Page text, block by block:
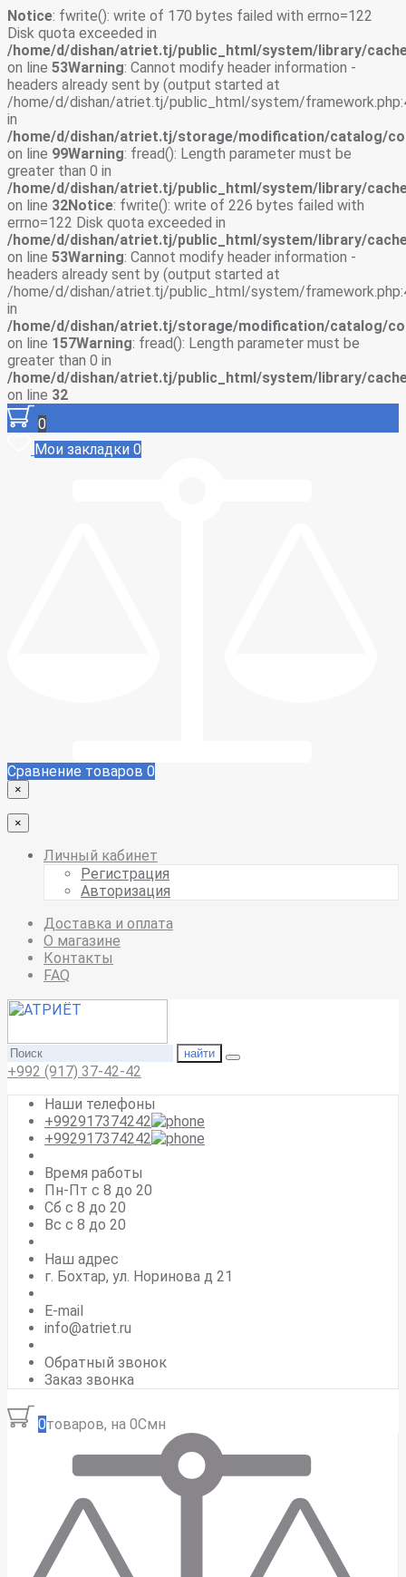
Notice: fwrite(): write of 170 bytes failed with errno=122
Disk quota exceeded in
/home/d/dishan/atriet.tj/public_html/system/library/
on line 53Warning: Cannot modify header information -
headers already sent by (output started at
/home/d/dishan/atriet.tj/public_html/system/
in
/home/d/dishan/atriet.tj/storage/modification/catalog/
on line 99Warning: fread(): Length parameter must be
greater than 0 in
/home/d/dishan/atriet.tj/public_html/system/library/
on line 32Notice: fwrite(): write of 226 bytes failed with
errno=122 Disk quota exceeded in
/home/d/dishan/atriet.tj/public_html/system/library/
on line 53Warning: Cannot modify header information -
headers already sent by (output started at
/home/d/dishan/atriet.tj/public_html/system/
in
/home/d/dishan/atriet.tj/storage/modification/catalog/
on line 157Warning: fread(): Length parameter must be
greater than 0 in
/home/d/dishan/atriet.tj/public_html/system/library/
on line 32
0
Мои закладки 0
Сравнение товаров 0
×
×
Личный кабинет
Регистрация
Авторизация
Доставка и оплата
О магазине
Контакты
FAQ
найти
+992 (917) 37-42-42
Наши телефоны
+992917374242
+992917374242
Время работы
Пн-Пт с 8 до 20
Сб с 8 до 20
Вс c 8 до 20
Наш адрес
г. Бохтар, ул. Норинова д 21
E-mail
info@atriet.ru
Обратный звонок
Заказ звонка
0товаров, на 0Смн